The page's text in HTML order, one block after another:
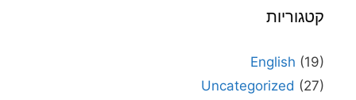
קטגוריות
English (19)
Uncategorized (27)